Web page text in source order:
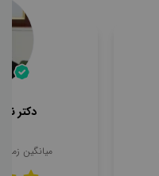
دکتر
میانگین